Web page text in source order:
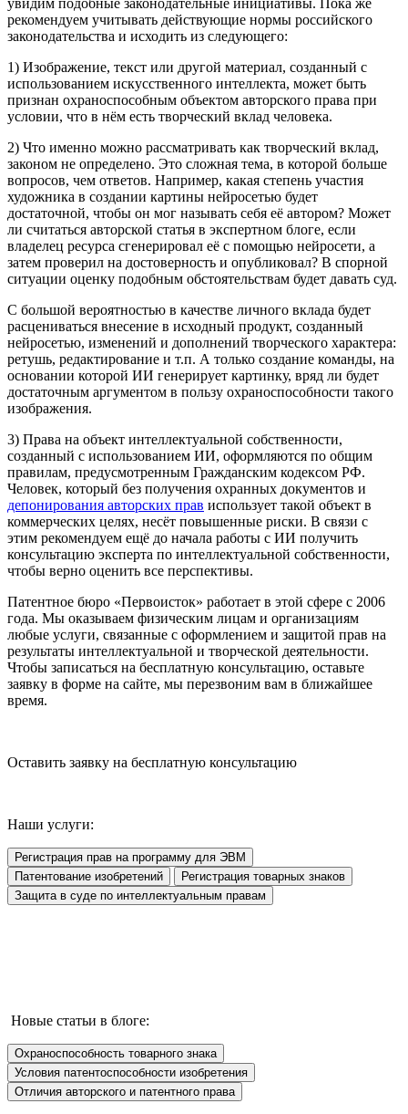
рекомендуем учитывать действующие нормы российского
законодательства и исходить из следующего:
1) Изображение, текст или другой материал, созданный с
использованием искусственного интеллекта, может быть
признан охраноспособным объектом авторского права при
условии, что в нём есть творческий вклад человека.
2) Что именно можно рассматривать как творческий вклад,
законом не определено. Это сложная тема, в которой больше
вопросов, чем ответов. Например, какая степень участия
художника в создании картины нейросетью будет
достаточной, чтобы он мог называть себя её автором? Может
ли считаться авторской статья в экспертном блоге, если
владелец ресурса сгенерировал её с помощью нейросети, а
затем проверил на достоверность и опубликовал? В спорной
ситуации оценку подобным обстоятельствам будет давать суд.
С большой вероятностью в качестве личного вклада будет
расцениваться внесение в исходный продукт, созданный
нейросетью, изменений и дополнений творческого характера:
ретушь, редактирование и т.п. А только создание команды, на
основании которой ИИ генерирует картинку, вряд ли будет
достаточным аргументом в пользу охраноспособности такого
изображения.
3) Права на объект интеллектуальной собственности,
созданный с использованием ИИ, оформляются по общим
правилам, предусмотренным Гражданским кодексом РФ.
Человек, который без получения охранных документов и
депонирования авторских прав использует такой объект в
коммерческих целях, несёт повышенные риски. В связи с
этим рекомендуем ещё до начала работы с ИИ получить
консультацию эксперта по интеллектуальной собственности,
чтобы верно оценить все перспективы.
Патентное бюро «Первоисток» работает в этой сфере с 2006
года. Мы оказываем физическим лицам и организациям
любые услуги, связанные с оформлением и защитой прав на
результаты интеллектуальной и творческой деятельности.
Чтобы записаться на бесплатную консультацию, оставьте
заявку в форме на сайте, мы перезвоним вам в ближайшее
время.
Оставить заявку на бесплатную консультацию
Наши услуги:
Регистрация прав на программу для ЭВМ
Патентование изобретений
Регистрация товарных знаков
Защита в суде по интеллектуальным правам
Новые статьи в блоге:
Охраноспособность товарного знака
Условия патентоспособности изобретения
Отличия авторского и патентного права